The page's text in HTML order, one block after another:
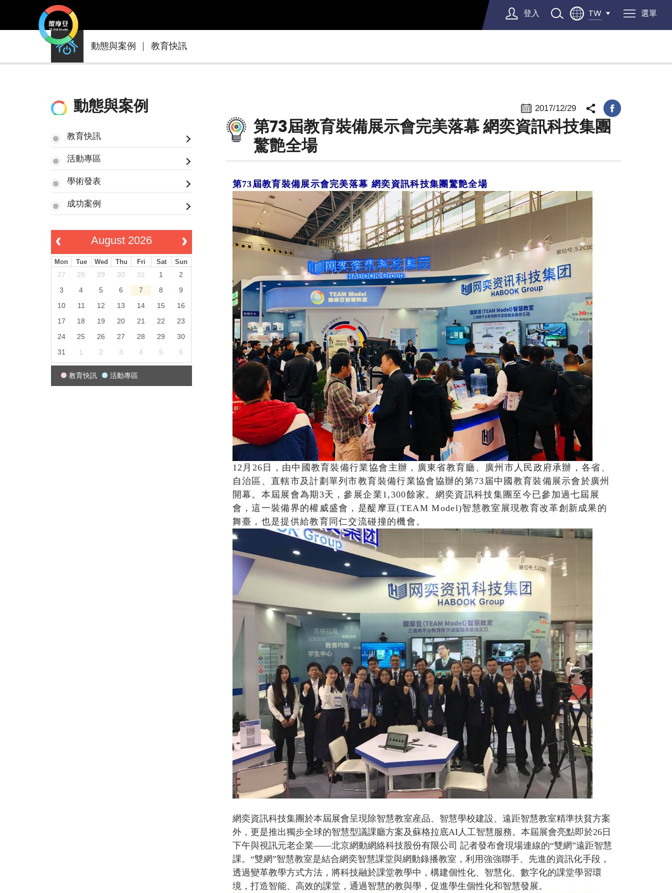
登入 TW 選單
動態與案例 教育快訊
動態與案例
教育快訊
活動專區
學術發表
成功案例
August 2026
Mon Tue Wed Thu Fri Sat Sun
27 28 29 30 31 1
2
3
4 5 6 7 8
9
10
11 12 13 14 15
16
17
18 19 20 21 22
23
24
25 26 27 28 29
30
31
1 2 3 4 5 6
教育快訊 活動專區
2017/12/29
第73屆教育裝備展示會完美落幕 網奕資訊科技集團
驚艶全場
第73屆教育裝備展示會完美落幕 網奕資訊科技集團驚艶全場
12月26日，由中國教育裝備行業協會主辦，廣東省教育廳、廣州市人民政府承辦，各省、
自治區、直轄市及計劃單列市教育裝備行業協會協辦的第73届中國教育裝備展示會於廣州
開幕。本屆展會為期3天，參展企業1,300餘家。網奕資訊科技集團至今已參加過七屆展
會，這一裝備界的權威盛會，是醍摩豆(TEAM Model)智慧教室展現教育改革創新成果的
舞臺，也是提供給教育同仁交流碰撞的機會。
網奕資訊科技集團於本屆展會呈現除智慧教室産品、智慧學校建設、遠距智慧教室精準扶貧方案
外，更是推出獨步全球的智慧型議課廳方案及蘇格拉底AI人工智慧服務。本屆展會亮點即於26日
下午與視訊元老企業——北京網動網絡科技股份有限公司 記者發布會現場連線的“雙網”遠距智慧
課。“雙網”智慧教室是結合網奕智慧課堂與網動錄播教室，利用強強聯手、先進的資訊化手段，
透過變革教學方式方法，將科技融於課堂教學中，構建個性化、智慧化、數字化的課堂學習環
境，打造智能、高效的課堂，通過智慧的教與學，促進學生個性化和智慧發展。